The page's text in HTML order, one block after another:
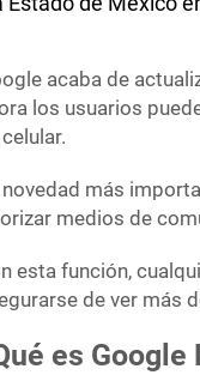
acaba de
los usuarios
novedad más
medios de
esta función,
de ver más
es Google